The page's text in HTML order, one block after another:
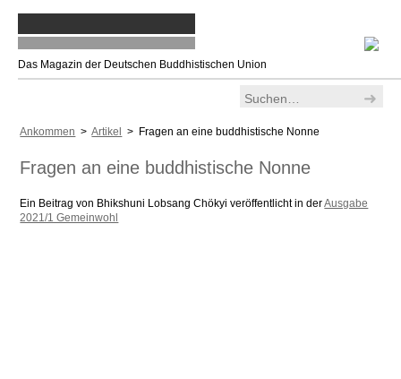
Das Magazin der Deutschen Buddhistischen Union
Ankommen >Artikel > Fragen an eine buddhistische Nonne
Fragen an eine buddhistische Nonne
Ein Beitrag von Bhikshuni Lobsang Chökyi veröffentlicht in derAusgabe
2021/1 Gemeinwohl